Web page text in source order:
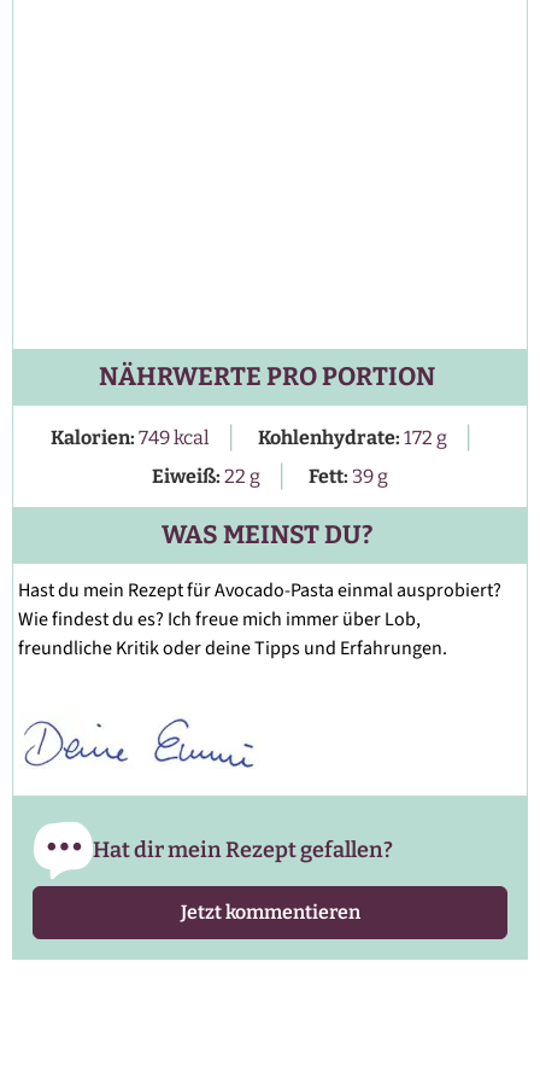
NÄHRWERTE PRO PORTION
Kalorien: 749kcal | Kohlenhydrate: 172 g |
Eiweiß: 22 g | Fett: 39g
WAS MEINST DU?
Hast du mein Rezept für Avocado-Pasta einmal ausprobiert?
Wie findest du es? Ich freue mich immer über Lob,
freundliche Kritik oder deine Tipps und Erfahrungen.
Hat dir mein Rezept gefallen?
Jetzt kommentieren